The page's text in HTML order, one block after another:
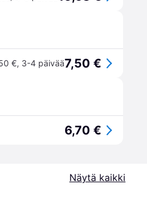
€, 3-4 päivää7,50 €
6,70 €
Näytä kaikki